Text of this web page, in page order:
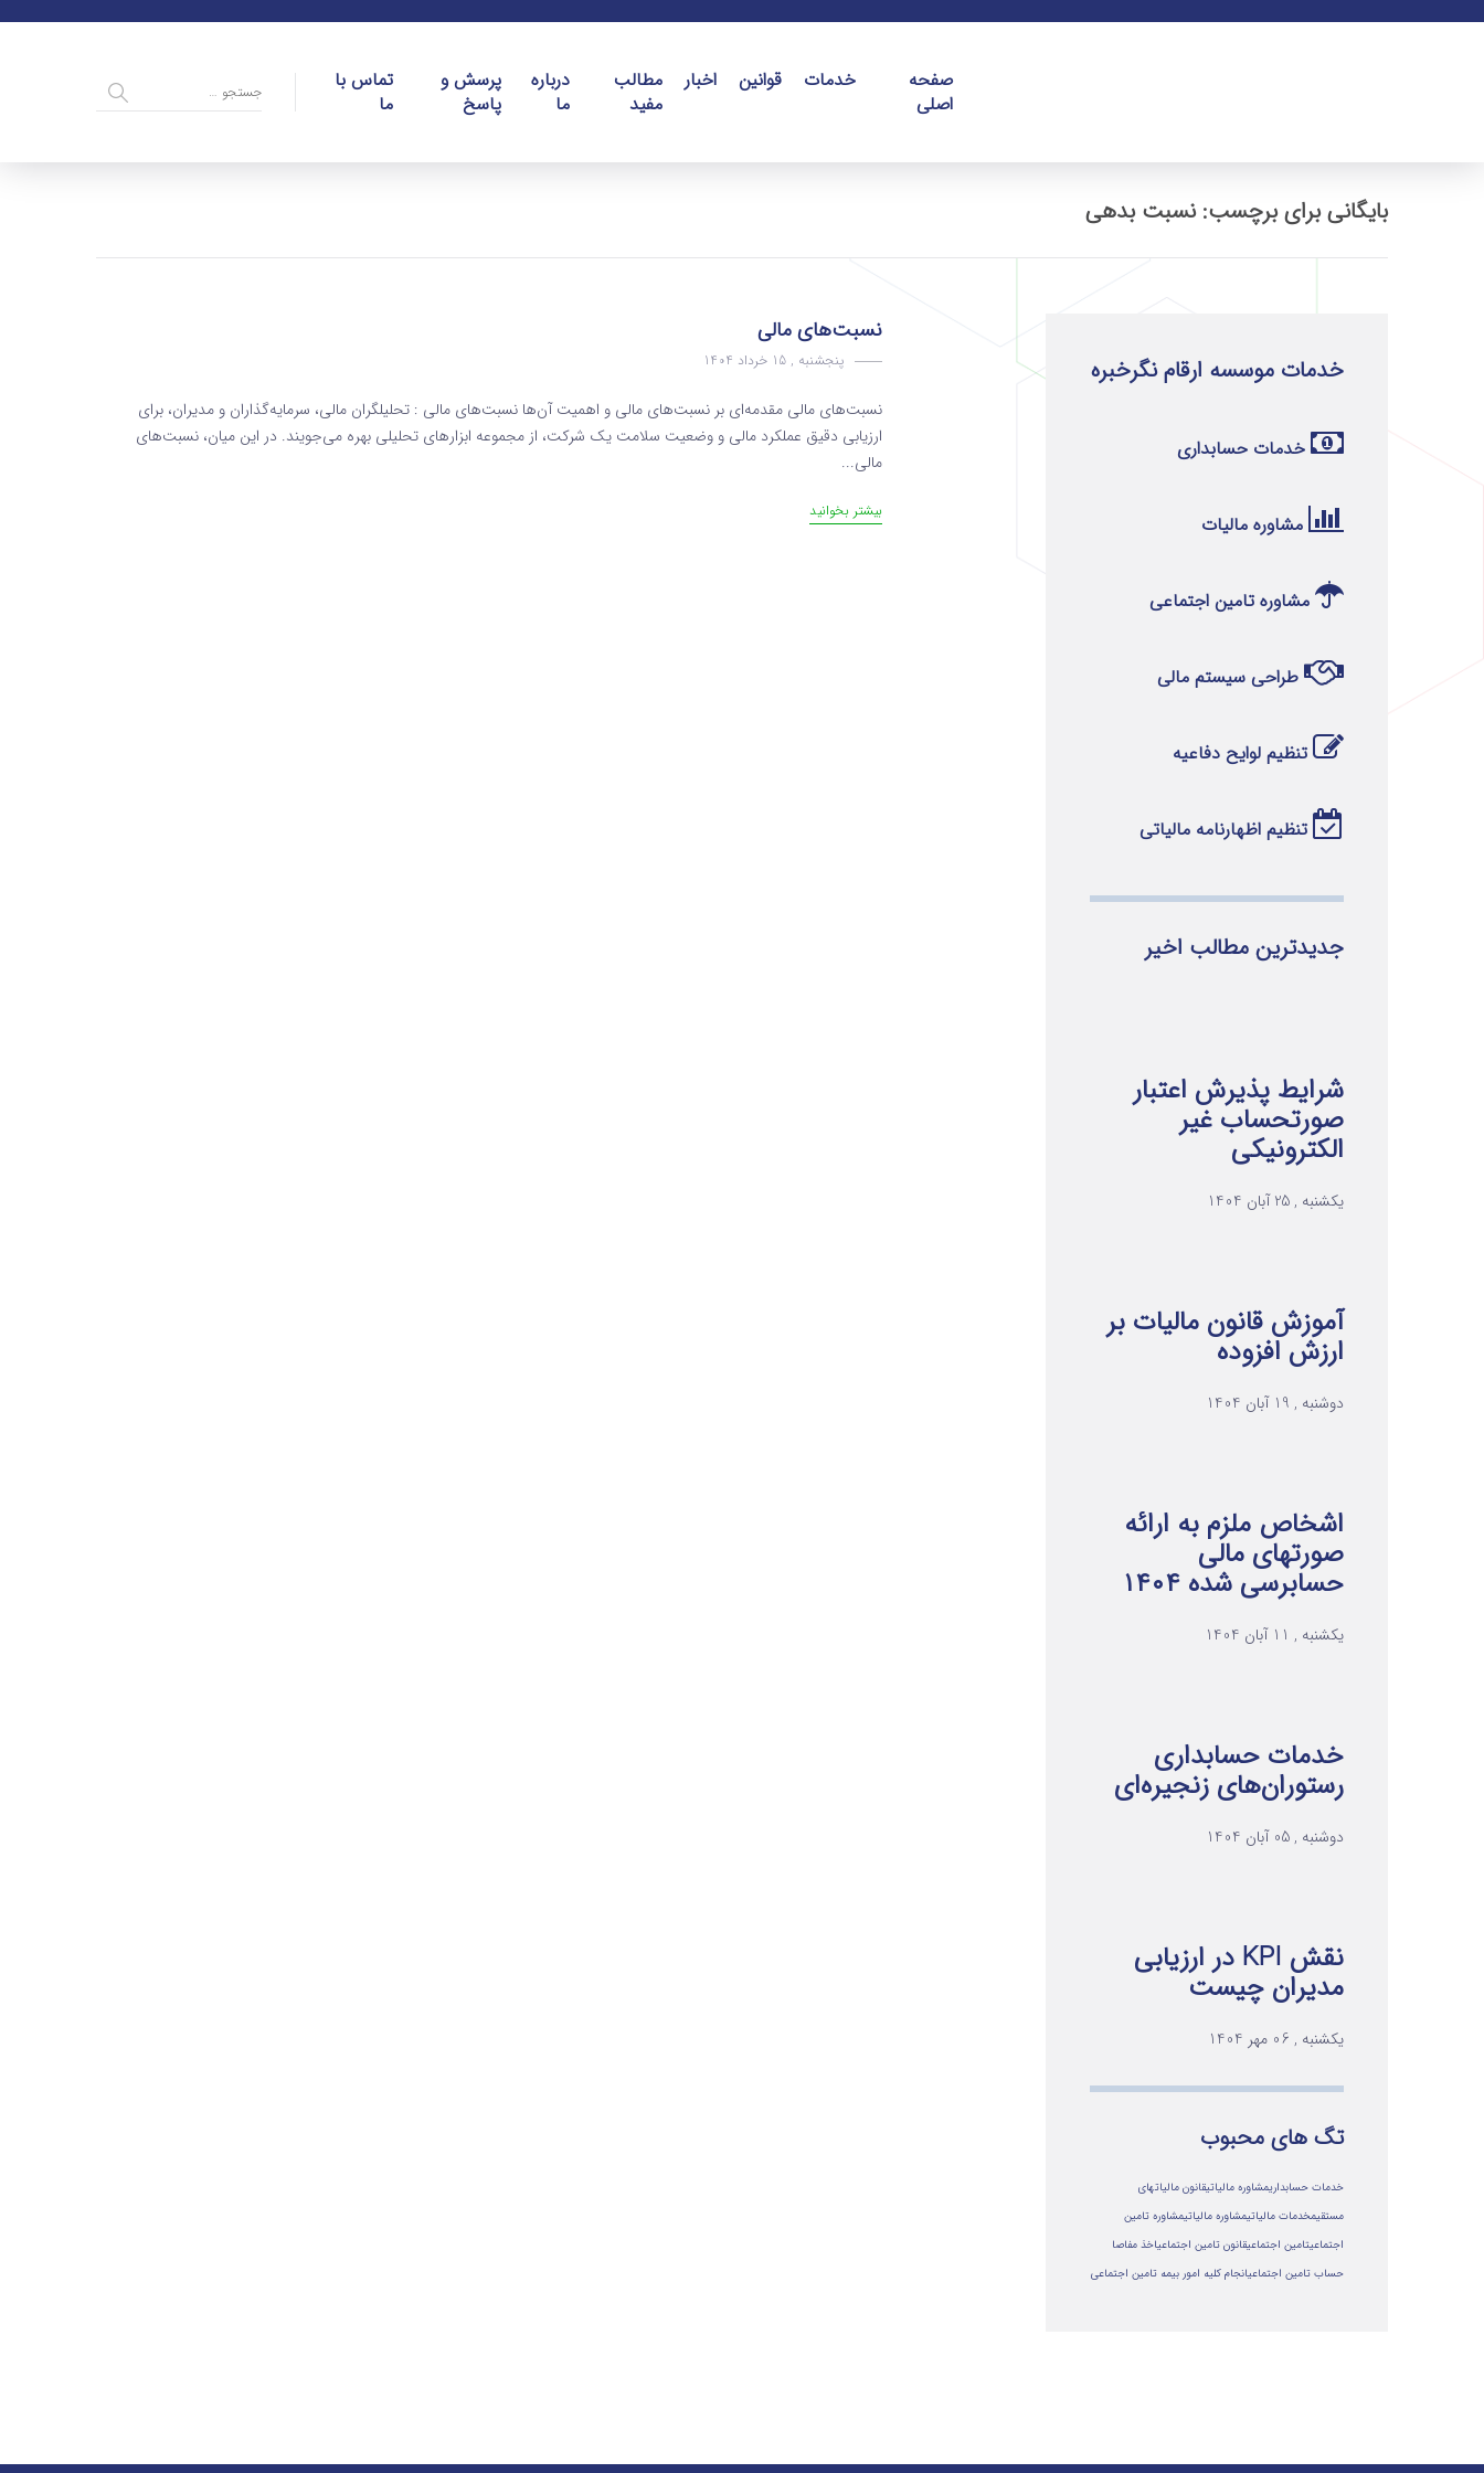
صفحه
اصلی
خدمات قوانین اخبار
مطالب
مفید
درباره
ما
پرسش و
پاسخ
تماس با
ما
بایگانی برای برچسب: نسبت بدهی
نسبت‌های مالی
پنجشنبه , 15 خرداد 1404
نسبت‌های مالی مقدمه‌ای بر نسبت‌های مالی و اهمیت آن‌ها نسبت‌های مالی : تحلیلگران مالی، سرمایه‌گذاران و مدیران، برای
ارزیابی دقیق عملکرد مالی و وضعیت سلامت یک شرکت، از مجموعه ابزارهای تحلیلی بهره می‌جویند. در این میان، نسبت‌های
مالی...
بیشتر بخوانید
خدمات موسسه ارقام نگرخبره
خدمات حسابداری
مشاوره مالیات
مشاوره تامین اجتماعی
طراحی سیستم مالی
تنظیم لوایح دفاعیه
تنظیم اظهارنامه مالیاتی
جدیدترین مطالب اخیر
شرایط پذیرش اعتبار
صورتحساب غیر
الکترونیکی
یکشنبه , 25 آبان 1404
آموزش قانون مالیات بر
ارزش افزوده
دوشنبه , 19 آبان 1404
اشخاص ملزم به ارائه
صورتهای مالی
حسابرسی شده ۱۴۰۴
یکشنبه , 11 آبان 1404
خدمات حسابداری
رستوران‌های زنجیره‌ای
دوشنبه , 05 آبان 1404
نقش KPI در ارزیابی
مدیران چیست
یکشنبه , 06 مهر 1404
تگ های محبوب
خدمات حسابداریمشاوره مالیاتیقانون مالیاتهای
مستقیمخدمات مالیاتیمشاوره مالياتيمشاوره تامین
اجتماعیتامین اجتماعیقانون تامین اجتماعیاخذ مفاصا
حساب تامین اجتماعیانجام کلیه امور بیمه تامین اجتماعی